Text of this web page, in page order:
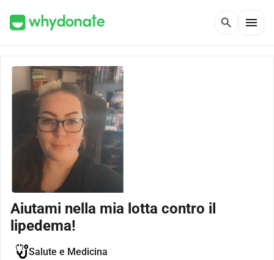
search menu
Aiutami nella mia lotta contro il
lipedema!
Salute e Medicina